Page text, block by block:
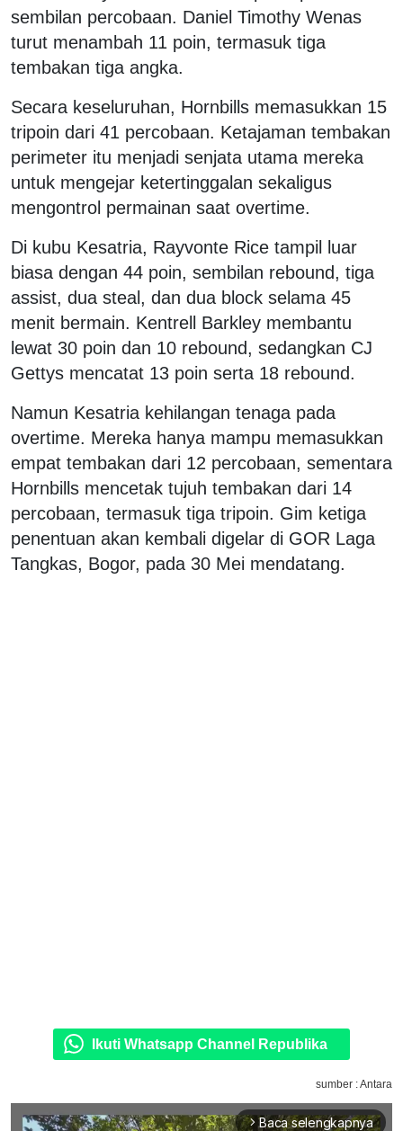
sembilan percobaan. Daniel Timothy Wenas
turut menambah 11 poin, termasuk tiga
tembakan tiga angka.
Secara keseluruhan, Hornbills memasukkan 15
tripoin dari 41 percobaan. Ketajaman tembakan
perimeter itu menjadi senjata utama mereka
untuk mengejar ketertinggalan sekaligus
mengontrol permainan saat overtime.
Di kubu Kesatria, Rayvonte Rice tampil luar
biasa dengan 44 poin, sembilan rebound, tiga
assist, dua steal, dan dua block selama 45
menit bermain. Kentrell Barkley membantu
lewat 30 poin dan 10 rebound, sedangkan CJ
Gettys mencatat 13 poin serta 18 rebound.
Namun Kesatria kehilangan tenaga pada
overtime. Mereka hanya mampu memasukkan
empat tembakan dari 12 percobaan, sementara
Hornbills mencetak tujuh tembakan dari 14
percobaan, termasuk tiga tripoin. Gim ketiga
penentuan akan kembali digelar di GOR Laga
Tangkas, Bogor, pada 30 Mei mendatang.
Ikuti Whatsapp Channel Republika
sumber : Antara
arrow_forward_ios Baca selengkapnya